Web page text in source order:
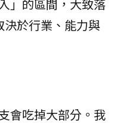
」的區間，大致落
決於行業、能力與
會吃掉大部分。我